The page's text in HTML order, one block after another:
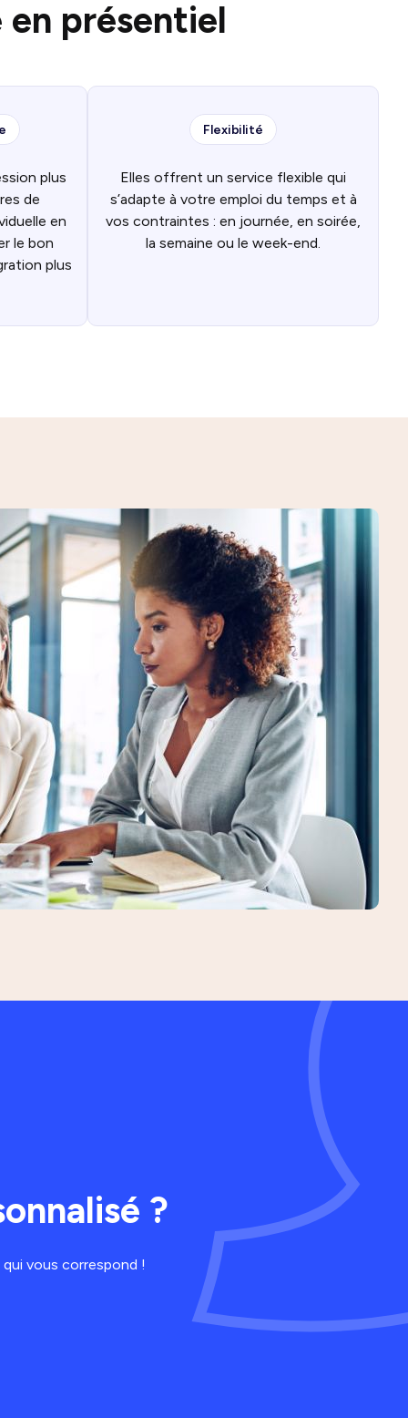
présentiel
plus
de
en
le bon
plus
Flexibilité
Elles offrent un service flexible qui
s’adapte à votre emploi du temps et à
vos contraintes : en journée, en soirée,
la semaine ou le week-end.
?
vous correspond !